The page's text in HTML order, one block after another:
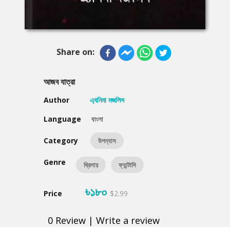
Share on:
আজব যাত্রা
Author
এ্যনিমা মজলিস
Language
বাংলা
Category উপন্যাস
Genre থ্রিলার ফ্যান্টাসি
Price ৳১৮০ $2.99
0 Review | Write a review